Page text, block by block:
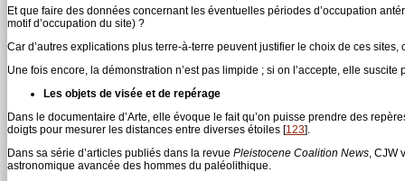
Et que faire des données concernant les éventuelles périodes d’occupation
motif d’occupation du site) ?
Car d’autres explications plus terre-à-terre peuvent justifier le choix de ces
Une fois encore, la démonstration n’est pas limpide ; si on l’accepte, elle
Les objets de visée et de repérage
Dans le documentaire d’Arte, elle évoque le fait qu’on puisse prendre des
doigts pour mesurer les distances entre diverses étoiles [123]
Dans sa série d’articles publiés dans la revue Pleistocene Coalition News ,
astronomique avancée des hommes du paléolithique.